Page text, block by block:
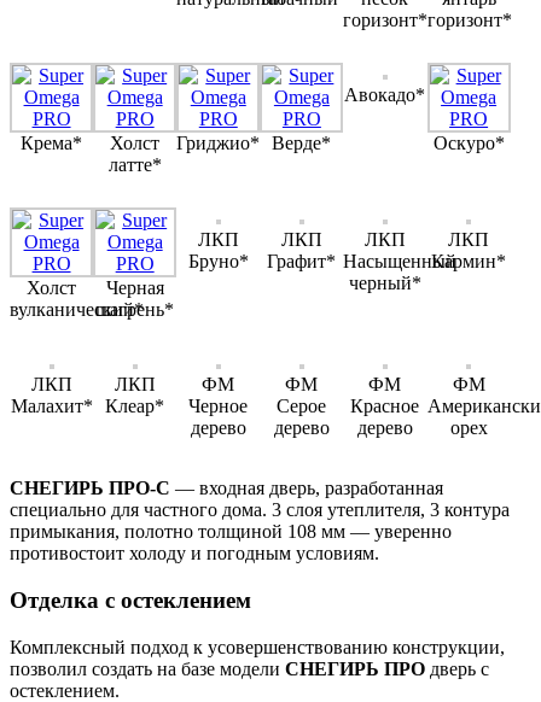
горизонт*горизонт*
Крема*
Холст
латте*
Гриджио* Верде*
Авокадо*
Оскуро*
Холст
вулканический*
Черная
шагрень*
ЛКП
Бруно*
ЛКП
Графит*
ЛКП
Насыщенный
черный*
ЛКП
Кармин*
ЛКП
Малахит*
ЛКП
Клеар*
ФМ
Черное
дерево
ФМ
Серое
дерево
ФМ
Красное
дерево
ФМ
орех
СНЕГИРЬ ПРО-С — входная дверь, разработанная
специально для частного дома. 3 слоя утеплителя, 3 контура
примыкания, полотно толщиной 108 мм — уверенно
противостоит холоду и погодным условиям.
Отделка с остеклением
Комплексный подход к усовершенствованию конструкции,
позволил создать на базе модели СНЕГИРЬ ПРО дверь с
остеклением.